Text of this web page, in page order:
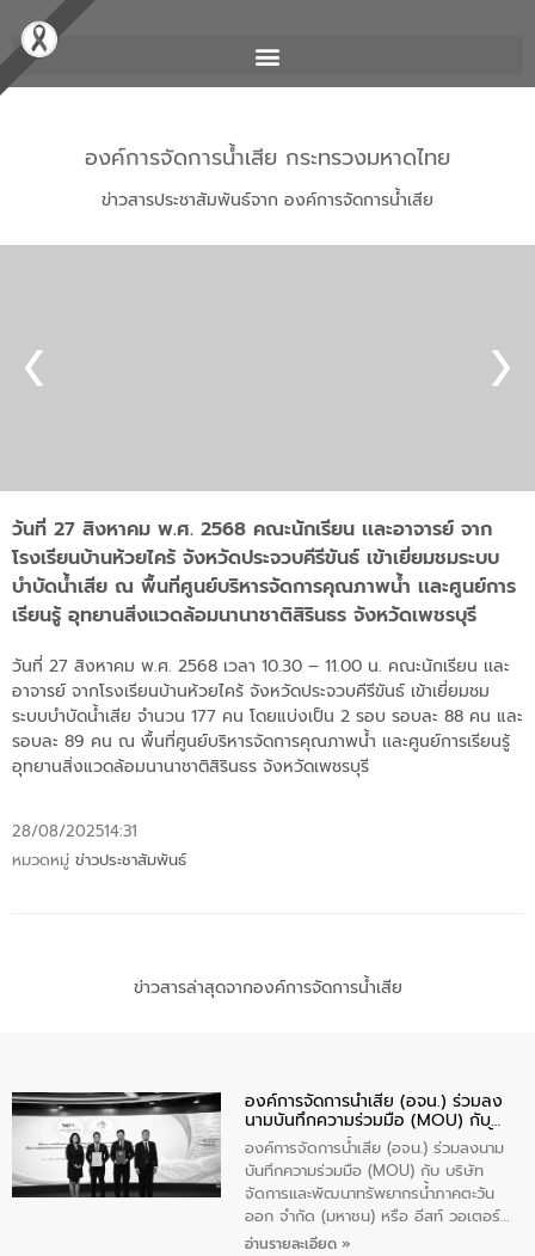
องค์การจัดการน้ำเสีย กระทรวงมหาดไทย
ข่าวสารประชาสัมพันธ์จาก องค์การจัดการน้ำเสีย
วันที่ 27 สิงหาคม พ.ศ. 2568 คณะนักเรียน เเละอาจารย์ จาก
โรงเรียนบ้านห้วยไคร้ จังหวัดประจวบคีรีขันธ์ เข้าเยี่ยมชมระบบ
บำบัดน้ำเสีย ณ พื้นที่ศูนย์บริหารจัดการคุณภาพน้ำ เเละศูนย์การ
เรียนรู้ อุทยานสิ่งแวดล้อมนานาชาติสิรินธร จังหวัดเพชรบุรี
วันที่ 27 สิงหาคม พ.ศ. 2568 เวลา 10.30 – 11.00 น. คณะนักเรียน เเละ
อาจารย์ จากโรงเรียนบ้านห้วยไคร้ จังหวัดประจวบคีรีขันธ์ เข้าเยี่ยมชม
ระบบบำบัดน้ำเสีย จำนวน 177 คน โดยแบ่งเป็น 2 รอบ รอบละ 88 คน และ
รอบละ 89 คน ณ พื้นที่ศูนย์บริหารจัดการคุณภาพน้ำ เเละศูนย์การเรียนรู้
อุทยานสิ่งแวดล้อมนานาชาติสิรินธร จังหวัดเพชรบุรี
28/08/202514:31
หมวดหมู่ ข่าวประชาสัมพันธ์
ข่าวสารล่าสุดจากองค์การจัดการน้ำเสีย
องค์การจัดการน้ำเสีย (อจน.) ร่วมลง
นามบันทึกความร่วมมือ (MOU) กับ
บริษัท จัดการและพัฒนาทรัพยากรน้ำ
ภาคตะวันออก จำกัด (มหาชน) หรือ อีส
ท์ วอเตอร์
องค์การจัดการน้ำเสีย (อจน.) ร่วมลงนาม
บันทึกความร่วมมือ (MOU) กับ บริษัท
จัดการและพัฒนาทรัพยากรน้ำภาคตะวัน
ออก จำกัด (มหาชน) หรือ อีสท์ วอเตอร์
เมื่อวันอังคารที่ 4 สิงหาคม 2569 ณ ห้อง
อ่านรายละเอียด »